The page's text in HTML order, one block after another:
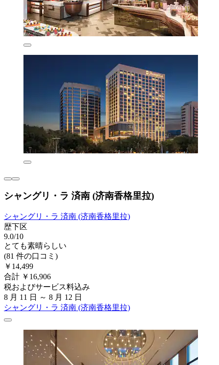
シャングリ・ラ 済南 (济南香格里拉)
シャングリ・ラ 済南 (济南香格里拉)
歴下区
9.0/10
とても素晴らしい
(81 件の口コミ)
￥14,499
合計 ￥16,906
税およびサービス料込み
8 月 11 日 ～ 8 月 12 日
シャングリ・ラ 済南 (济南香格里拉)